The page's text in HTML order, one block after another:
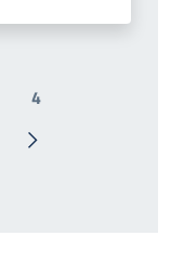
4
Pagina successiva